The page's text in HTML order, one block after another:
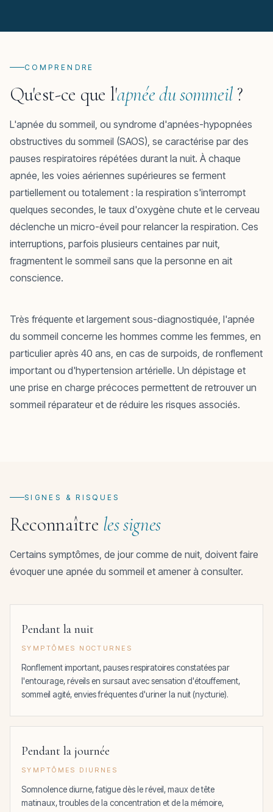
COMPRENDRE
Qu'est-ce que l'apnée du sommeil?
L'apnée du sommeil, ou syndrome d'apnées-hypopnées
obstructives du sommeil (SAOS), se caractérise par des
pauses respiratoires répétées durant la nuit. À chaque
apnée, les voies aériennes supérieures se ferment
partiellement ou totalement : la respiration s'interrompt
quelques secondes, le taux d'oxygène chute et le cerveau
déclenche un micro-éveil pour relancer la respiration. Ces
interruptions, parfois plusieurs centaines par nuit,
fragmentent le sommeil sans que la personne en ait
conscience.
Très fréquente et largement sous-diagnostiquée, l'apnée
du sommeil concerne les hommes comme les femmes, en
particulier après 40 ans, en cas de surpoids, de ronflement
important ou d'hypertension artérielle. Un dépistage et
une prise en charge précoces permettent de retrouver un
sommeil réparateur et de réduire les risques associés.
SIGNES & RISQUES
Reconnaître les signes
Certains symptômes, de jour comme de nuit, doivent faire
évoquer une apnée du sommeil et amener à consulter.
Pendant la nuit
SYMPTÔMES NOCTURNES
Ronflement important, pauses respiratoires constatées par
l'entourage, réveils en sursaut avec sensation d'étouffement,
sommeil agité, envies fréquentes d'uriner la nuit (nycturie).
Pendant la journée
SYMPTÔMES DIURNES
Somnolence diurne, fatigue dès le réveil, maux de tête
matinaux, troubles de la concentration et de la mémoire,